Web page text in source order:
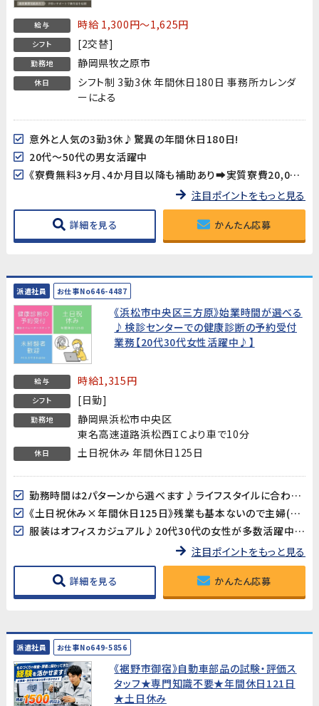
給与 時給 1,300円～1,625円
シフト [2交替]
勤務地 静岡県牧之原市
休日
シフト制 3勤3休 年間休日180日 事務所カレンダ
ーによる
意外と人気の3勤3休♪驚異の年間休日180日!
20代～50代の男女活躍中
《寮費無料3ヶ月、4か月目以降も補助あり➡実質寮費20,000円/月》
注目ポイントをもっと見る
詳細を見る かんたん応募
派遣社員 お仕事No646-4487
《浜松市中央区三方原》始業時間が選べる
♪検診センターでの健康診断の予約受付
業務【20代30代女性活躍中♪】
給与 時給1,315円
シフト [日勤]
勤務地
静岡県浜松市中央区
東名高速道路浜松西ＩＣより車で10分
休日 土日祝休み 年間休日125日
勤務時間は2パターンから選べます♪ライフスタイルに合わせてご相談ください！
《土日祝休み×年間休日125日》残業も基本ないので主婦(夫)の方も働きやすい♪
服装はオフィスカジュアル♪20代30代の女性が多数活躍中です!
注目ポイントをもっと見る
詳細を見る かんたん応募
派遣社員 お仕事No649-5856
《裾野市御宿》自動車部品の試験・評価ス
タッフ★専門知識不要★年間休日121日
★土日休み